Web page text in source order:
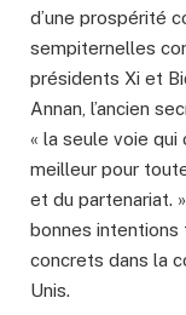
d’une prospérité
sempiternelles
présidents Xi et
Annan, l’ancien
« la seule voie qui
meilleur pour
et du partenariat.
bonnes intentions
concrets dans la
Unis.